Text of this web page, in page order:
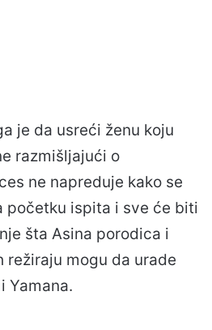
je da usreći ženu koju
razmišljajući o
ne napreduje kako se
početku ispita i sve će biti
šta Asina porodica i
režiraju mogu da urade
Yamana.